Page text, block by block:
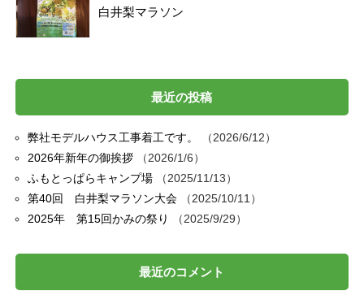
白井梨マラソン
最近の投稿
弊社モデルハウス工事着工です。
2026/6/12
2026年新年の御挨拶
2026/1/6
ふもとっぱらキャンプ場
2025/11/13
第40回 白井梨マラソン大会
2025/10/11
2025年 第15回かみの祭り
2025/9/29
最近のコメント